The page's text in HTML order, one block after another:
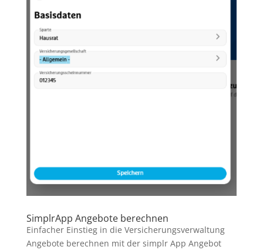
SimplrApp Angebote berechnen
Einfacher Einstieg in die Versicherungsverwaltung
Angebote berechnen mit der simplr App Angebot